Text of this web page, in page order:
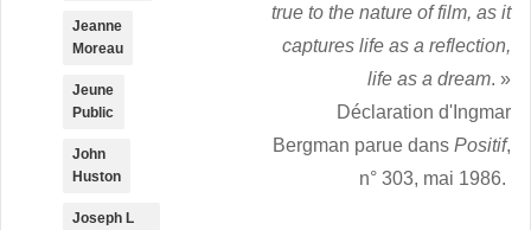
true to the nature of film, as it
captures life as a reflection,
life as a dream. »
Déclaration d'Ingmar
Bergman parue dans Positif,
n° 303, mai 1986.
Jeanne
Moreau
Jeune
Public
John
Huston
Joseph L